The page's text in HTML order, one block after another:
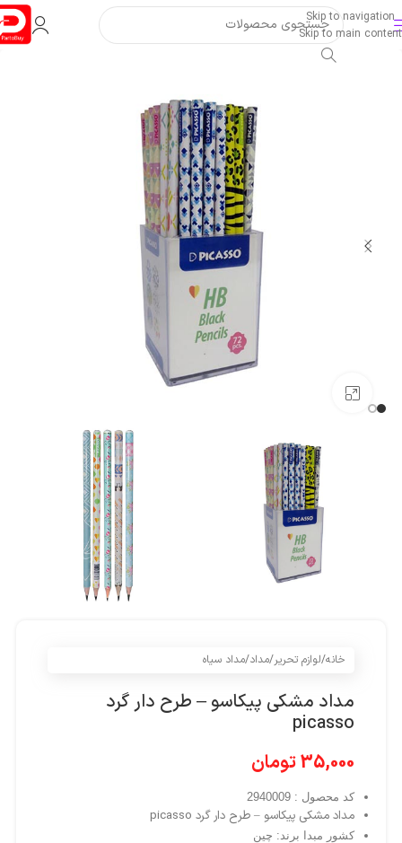
Skip to navigation
Skip to main content
خانه/لوازم تحریر/مداد/مداد سیاه
مداد مشکی پیکاسو – طرح دار گرد
picasso
35,000تومان
کد محصول : 2940009
مداد مشکی پیکاسو – طرح دار گرد picasso
کشور مبدا برند: چین